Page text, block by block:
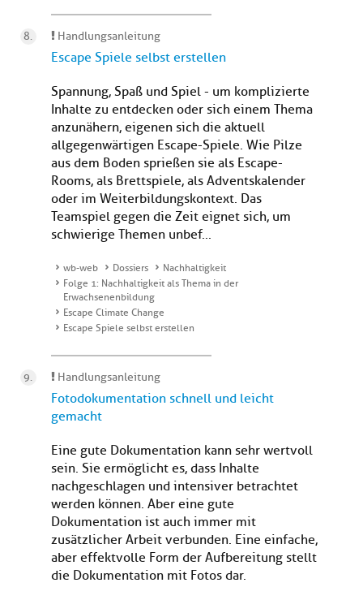
Handlungsanleitung
Escape Spiele selbst erstellen
Spannung, Spaß und Spiel - um komplizierte
Inhalte zu entdecken oder sich einem Thema
anzunähern, eigenen sich die aktuell
allgegenwärtigen Escape-Spiele. Wie Pilze
aus dem Boden sprießen sie als Escape-
Rooms, als Brettspiele, als Adventskalender
oder im Weiterbildungskontext. Das
Teamspiel gegen die Zeit eignet sich, um
schwierige Themen unbef...
wb-web Dossiers
Nachhaltigkeit
Folge 1: Nachhaltigkeit als Thema in der
Erwachsenenbildung
Escape Climate Change
Escape Spiele selbst erstellen
Handlungsanleitung
Fotodokumentation schnell und leicht
gemacht
Eine gute Dokumentation kann sehr wertvoll
sein. Sie ermöglicht es, dass Inhalte
nachgeschlagen und intensiver betrachtet
werden können. Aber eine gute
Dokumentation ist auch immer mit
zusätzlicher Arbeit verbunden. Eine einfache,
aber effektvolle Form der Aufbereitung stellt
die Dokumentation mit Fotos dar.